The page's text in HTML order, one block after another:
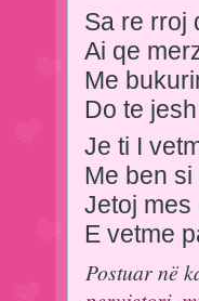
Sa re rroj
Ai qe
Me
Do te
Je ti I
Me ben
Jetoj mes
E vetme
Postuar në